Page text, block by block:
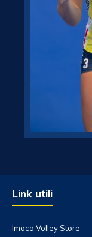
Link utili
Imoco Volley Store